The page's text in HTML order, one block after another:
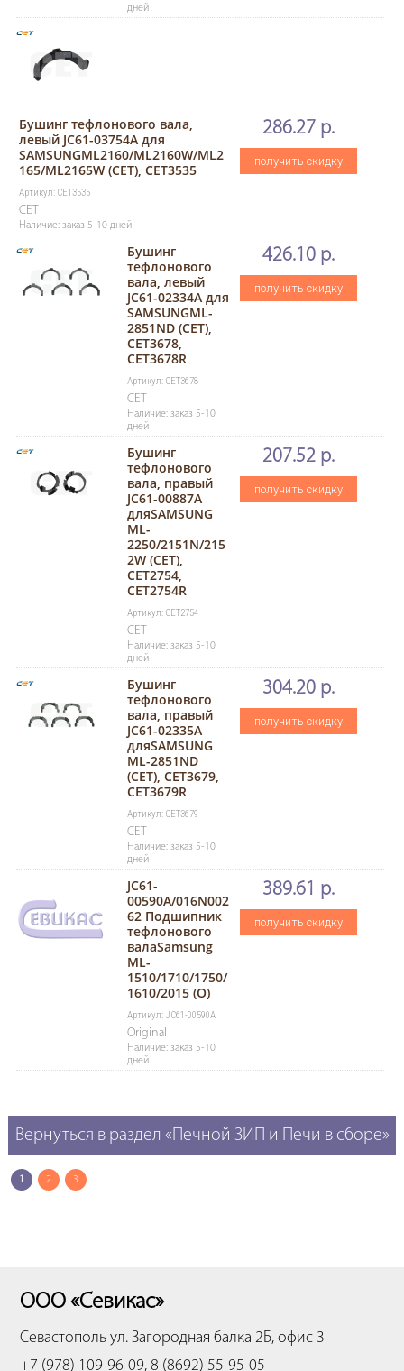
дней
Бушинг тефлонового вала,
левый JC61-03754A для
SAMSUNGML2160/ML2160W/ML2
165/ML2165W (CET), CET3535
Артикул: CET3535
CET
Наличие: заказ 5-10 дней
286.27 р.
получить скидку
Бушинг
тефлонового
вала, левый
JC61-02334A для
SAMSUNGML-
2851ND (CET),
CET3678,
CET3678R
Артикул: CET3678
CET
Наличие: заказ 5-10
дней
426.10 р.
получить скидку
Бушинг
тефлонового
вала, правый
JC61-00887A
дляSAMSUNG
ML-
2250/2151N/215
2W (CET),
CET2754,
CET2754R
Артикул: CET2754
CET
Наличие: заказ 5-10
дней
207.52 р.
получить скидку
Бушинг
тефлонового
вала, правый
JC61-02335A
дляSAMSUNG
ML-2851ND
(CET), CET3679,
CET3679R
Артикул: CET3679
CET
Наличие: заказ 5-10
дней
304.20 р.
получить скидку
JC61-
00590A/016N002
62 Подшипник
тефлонового
валаSamsung
ML-
1510/1710/1750/
1610/2015 (O)
Артикул: JC61-00590A
Original
Наличие: заказ 5-10
дней
389.61 р.
получить скидку
Вернуться в раздел «Печной ЗИП и Печи в сборе»
1 2 3
ООО «Севикас»
Севастополь ул. Загородная балка 2Б, офис 3
+7 (978) 109-96-09, 8 (8692) 55-95-05